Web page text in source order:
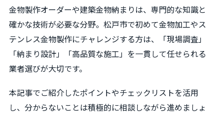
金物製作オーダーや建築金物納まりは、専門的な知識と
確かな技術が必要な分野。松戸市で初めて金物加工やス
テンレス金物製作にチャレンジする方は、「現場調査」
「納まり設計」「高品質な施工」を一貫して任せられる
業者選びが大切です。
本記事でご紹介したポイントやチェックリストを活用
し、分からないことは積極的に相談しながら進めましょ